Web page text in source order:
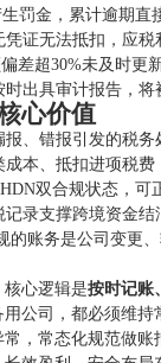
生罚金，累计逾期
凭证无法抵扣，应
偏差超30%未及时更
时出具审计报告，
心价值
报、错报引发的税务
成本、抵扣进项税
双合规状态，
记录支撑跨境资金结
的账务是公司变更
核心逻辑是按时记账
公司，都必须维持
，常态化规范做